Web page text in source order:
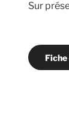
Sur
Fiche